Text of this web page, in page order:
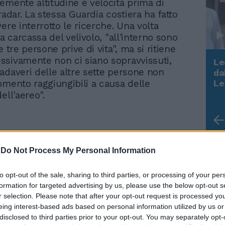
Do Not Process My Personal Information
opt-out of the sale, sharing to third parties, or processing of your
for targeted advertising by us, please use the below opt-out
selection. Please note that after your opt-out request is processed
interest-based ads based on personal information utilized by us
to third parties prior to your opt-out. You may separately
altitudine e velocità prima di
La stessa Guardia costiera ha fatto
interrotto le ricerche. Una volta
carcassa del velivolo, "all'interno sono
tre persone prive di vita", ma si ritiene
non ci siano sopravvissuti,
delle altre sette persone non
raggiungibili a causa delle
Hamas libererà altri tre
ostaggi dopo la prigionia
a Gaza: ecco chi sono
Rudy Giuliani a Come States?
Trump, Meloni e la strategia